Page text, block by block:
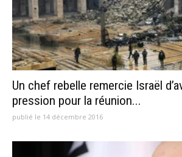
Un chef rebelle remercie Israël
pression pour la réunion...
publié le 14 décembre 2016